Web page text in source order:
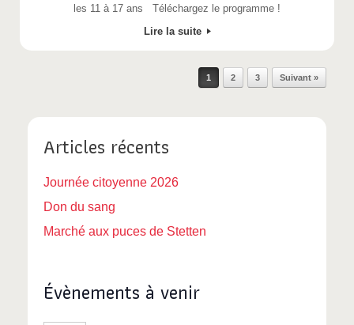
les 11 à 17 ans Téléchargez le programme !
Lire la suite
1 2 3 Suivant »
Articles récents
Journée citoyenne 2026
Don du sang
Marché aux puces de Stetten
Évènements à venir